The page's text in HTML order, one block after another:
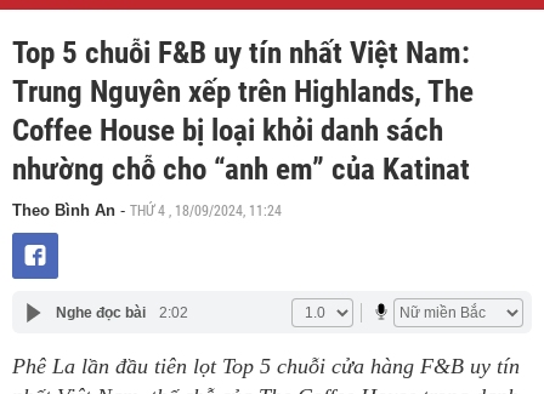
Top 5 chuỗi F&B uy tín nhất Việt Nam:
Trung Nguyên xếp trên Highlands, The
Coffee House bị loại khỏi danh sách
nhường chỗ cho “anh em” của Katinat
Theo Bình An - THỨ 4 , 18/09/2024, 11:24
Nghe đọc bài 2:02
Phê La lần đầu tiên lọt Top 5 chuỗi cửa hàng F&B uy tín